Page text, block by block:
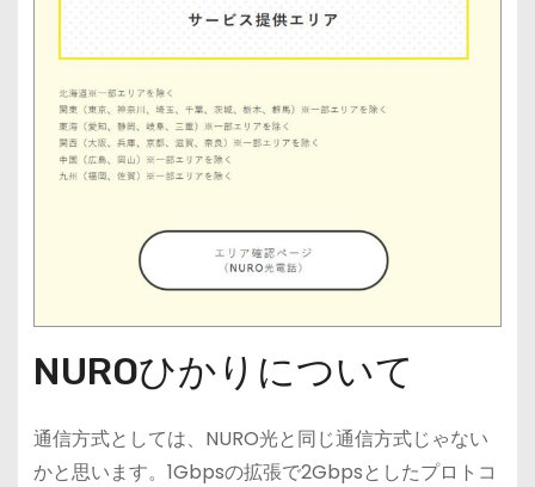
NUROひかりについて
通信方式としては、NURO光と同じ通信方式じゃない
かと思います。1Gbpsの拡張で2Gbpsとしたプロトコ